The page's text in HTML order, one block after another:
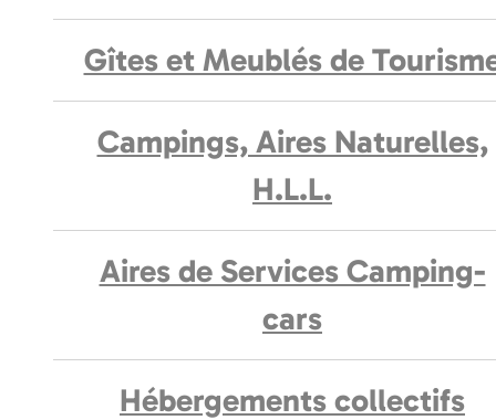
Gîtes et Meublés de
Campings, Aires Naturelles,
H.L.L.
Aires de Services Camping-
cars
Hébergements collectifs